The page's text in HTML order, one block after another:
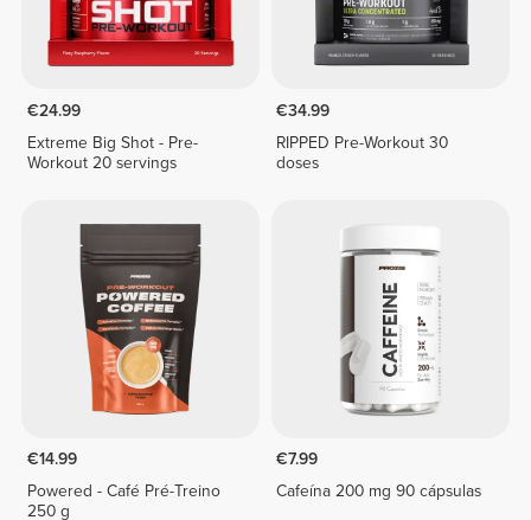
€24.99
Extreme Big Shot - Pre-
Workout 20 servings
€34.99
RIPPED Pre-Workout 30
doses
€14.99
Powered - Café Pré-Treino
250 g
€7.99
Cafeína 200 mg 90 cápsulas